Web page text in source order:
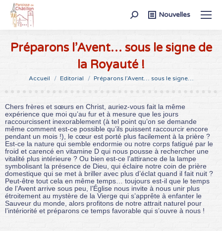
Recherche
:
Nouvelles
Préparons l’Avent… sous le signe de
la Royauté !
Vous êtes ici :
Accueil Editorial Préparons l’Avent… sous le signe…
Chers frères et sœurs en Christ, auriez-vous fait la même
expérience que moi qu’au fur et à mesure que les jours
raccourcissent inexorablement (à tel point qu’on se demande
même comment est-ce possible qu’ils puissent raccourcir encore
pendant un mois !), le cœur est porté plus facilement à la prière ?
Est-ce la nature qui semble endormie ou notre corps fatigué par le
froid et carencé en vitamine D qui nous pousse à rechercher une
vitalité plus intérieure ? Ou bien est-ce l’attirance de la lampe
symbolisant la présence de Dieu, qui éclaire notre coin de prière
domestique qui se met à briller avec plus d’éclat quand il fait nuit ?
Peut-être tout cela en même temps… toujours est-il que le temps
de l’Avent arrive sous peu, l’Église nous invite à nous unir plus
étroitement au mystère de la Vierge qui s’apprête à enfanter le
Sauveur du monde, alors profitons de notre attrait naturel pour
l’intériorité et préparons ce temps favorable qui s’ouvre à nous !